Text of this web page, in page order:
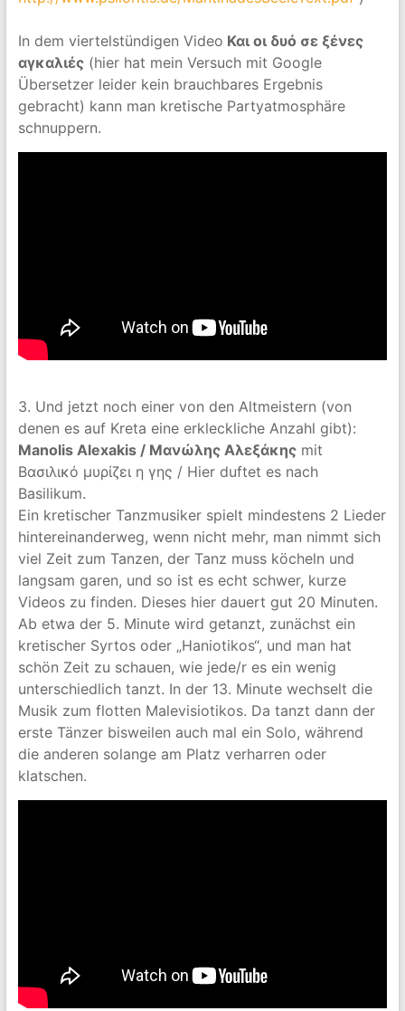
In dem viertelstündigen Video Και οι δυό σε ξένες
αγκαλιές(hier hat mein Versuch mit Google
Übersetzer leider kein brauchbares Ergebnis
gebracht) kann man kretische Partyatmosphäre
schnuppern.
3. Und jetzt noch einer von den Altmeistern (von
denen es auf Kreta eine erkleckliche Anzahl gibt):
Manolis Alexakis / Μανώλης Αλεξάκηςmit
Βασιλικό μυρίζει η γης / Hier duftet es nach
Basilikum.
Ein kretischer Tanzmusiker spielt mindestens 2 Lieder
hintereinanderweg, wenn nicht mehr, man nimmt sich
viel Zeit zum Tanzen, der Tanz muss köcheln und
langsam garen, und so ist es echt schwer, kurze
Videos zu finden. Dieses hier dauert gut 20 Minuten.
Ab etwa der 5. Minute wird getanzt, zunächst ein
kretischer Syrtos oder „Haniotikos“, und man hat
schön Zeit zu schauen, wie jede/r es ein wenig
unterschiedlich tanzt. In der 13. Minute wechselt die
Musik zum flotten Malevisiotikos. Da tanzt dann der
erste Tänzer bisweilen auch mal ein Solo, während
die anderen solange am Platz verharren oder
klatschen.